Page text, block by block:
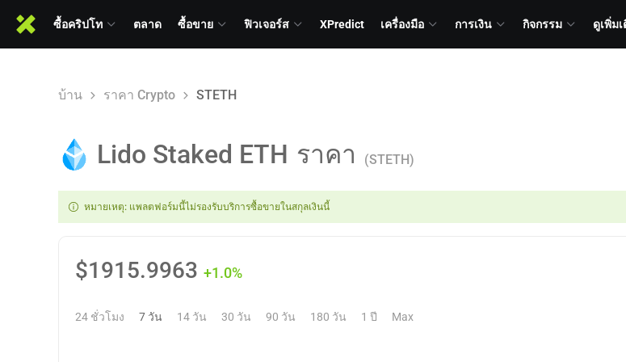
ซื้อคริปโท ตลาด ซื้อขาย ฟิวเจอร์ส XPredict เครื่องมือ การเงิน กิจกรรม ดูเพิ่ม
บ้าน ราคา Crypto STETH
Lido Staked ETH ราคา (STETH)
หมายเหตุ: แพลตฟอร์มนี้ไม่รองรับบริการซื้อขายในสกุลเงินนี้
$1915.9963 +1.0%
24 ชั่วโมง 7 วัน 14 วัน 30 วัน 90 วัน 180 วัน 1 ปี Max